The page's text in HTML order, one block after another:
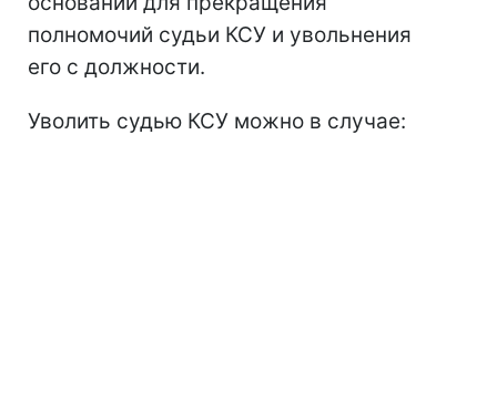
полномочий судьи КСУ и увольнения
его с должности.
Уволить судью КСУ можно в случае: